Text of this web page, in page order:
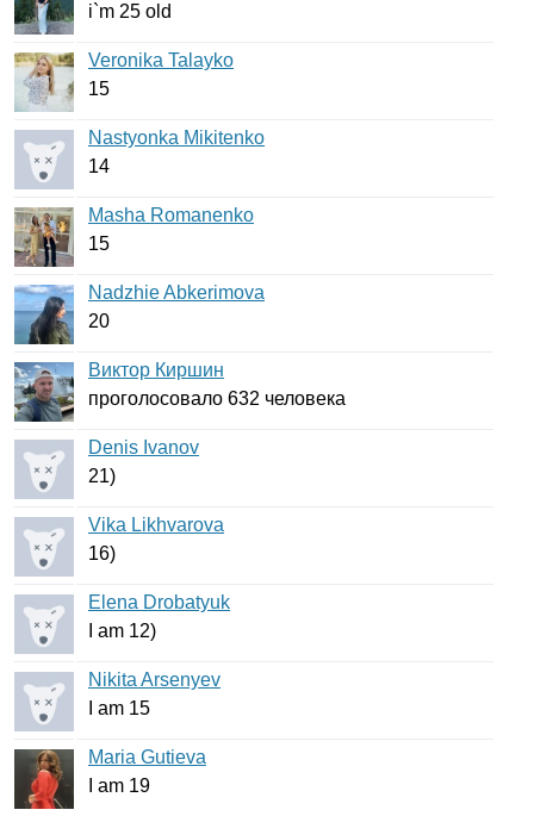
i`m 25 old
Veronika Talayko
15
Nastyonka Mikitenko
14
Masha Romanenko
15
Nadzhie Abkerimova
20
Виктор Киршин
проголосовало 632 человека
Denis Ivanov
21)
Vika Likhvarova
16)
Elena Drobatyuk
am 12)
Nikita Arsenyev
am 15
Maria Gutieva
am 19